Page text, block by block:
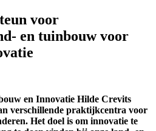
voor
en tuinbouw voor
en Innovatie Hilde Crevits
verschillende praktijkcentra voor
Het doel is om innovatie te